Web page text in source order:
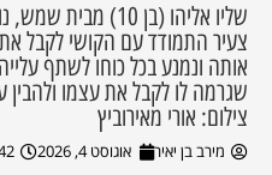
שליו אליהו (בן 10)
צעיר התמודד עם הקושי לקבל
אותה ונמנע בכל כוחו לשתף
שגרמה לו לקבל את עצמו
צילום: אורי מאירוביץ
מירב בן יאיר אוגוסט 4, 2026